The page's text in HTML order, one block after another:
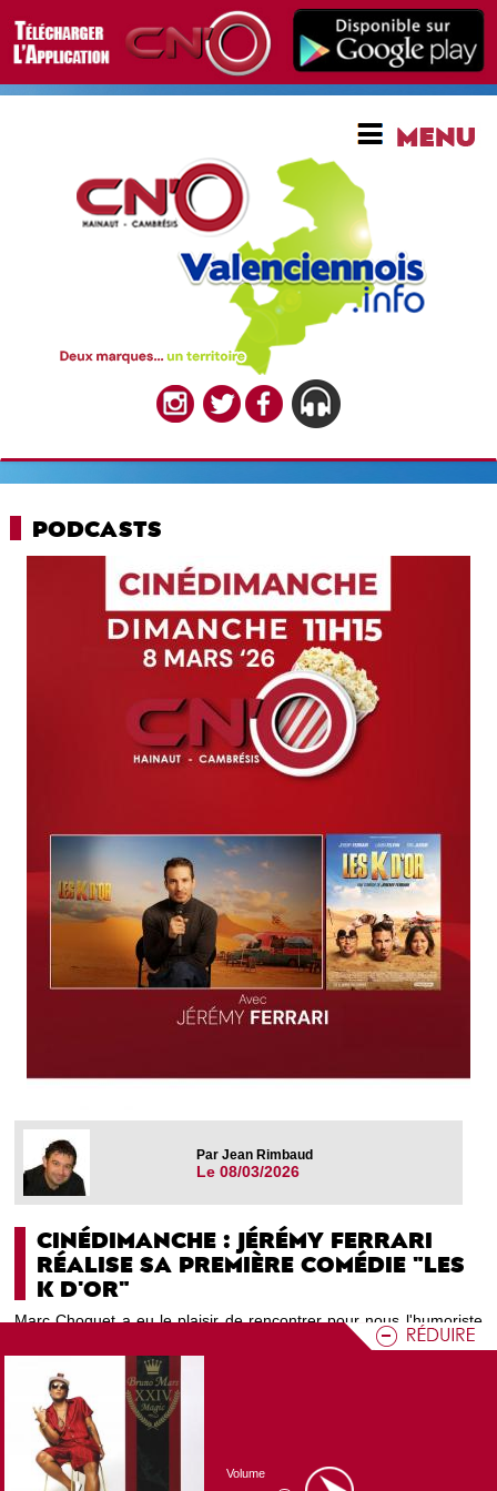
Volume
PODCASTS
Par Jean Rimbaud
Le 08/03/2026
CINÉDIMANCHE : JÉRÉMY FERRARI
RÉALISE SA PREMIÈRE COMÉDIE "LES
K D'OR"
Marc Choquet a eu le plaisir de rencontrer pour nous l'humoriste
qui fait le plein dans les salles de spectacle, et qui sort ce
mercredi son premier grand film d'aventure et d'humour.
Programme CN'O : Ciné Dimanche